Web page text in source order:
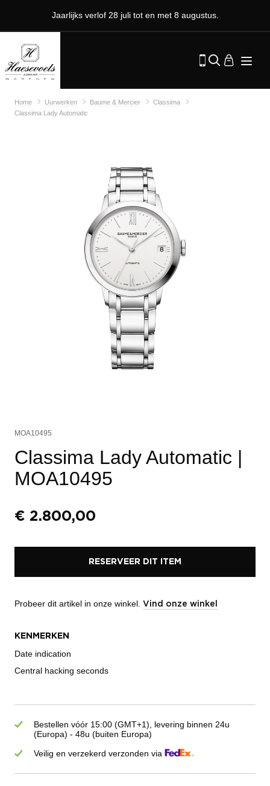
Jaarlijks verlof 28 juli tot en met 8 augustus.
Home Uurwerken Baume & Mercier
Classima
Classima Lady Automatic
MOA10495
Classima Lady Automatic |
MOA10495
€ 2.800,00
RESERVEER DIT ITEM
Probeer dit artikel in onze winkel. Vind onze winkel
KENMERKEN
Date indication
Central hacking seconds
Bestellen vóór 15:00 (GMT+1), levering binnen 24u
(Europa) - 48u (buiten Europa)
Veilig en verzekerd verzonden via